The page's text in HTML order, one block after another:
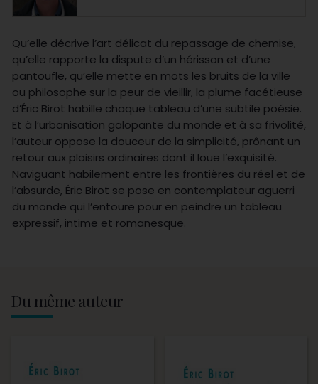
Qu’elle décrive l’art délicat du repassage de chemise,
qu’elle rapporte la dispute d’un hérisson et d’une
pantoufle, qu’elle mette en mots les bruits de la ville
ou philosophe sur la peur de vieillir, la plume facétieuse
d’Éric Birot habille chaque tableau d’une subtile poésie.
Et à l’urbanisation galopante du monde et à sa frivolité,
l’auteur oppose la douceur de la simplicité, prônant un
retour aux plaisirs ordinaires dont il loue l’exquisité.
Naviguant habilement entre les frontières du réel et de
l’absurde, Éric Birot se pose en contemplateur aguerri
du monde qui l’entoure pour en peindre un tableau
expressif, intime et romanesque.
Du même auteur